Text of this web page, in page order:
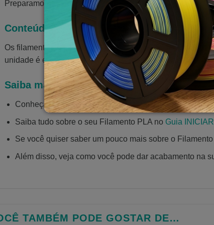
Preparamos o artigo mais completo que já existiu aqui
Conteúdo
Os filamentos são enrolados em carretéis de 1,0kg e
unidade é embalada em caixa com identificação do
Saiba mais sobre filamento 3d
Conheça todos osnossos filamentos aqui.
Saiba tudo sobre o seu Filamento PLA no Guia INICIAR
Se você quiser saber um pouco mais sobre o
Além disso, veja como você pode dar acabamento na
TAMBÉM PODE GOSTAR DE…